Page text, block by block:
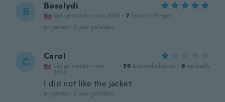
B Bosslydi
Lid geworden van 2016 · 7 beoordelingen
ongeveer 6 jaar geleden
C Carol
Lid geworden van
2016
· 39 beoordelingen · 6 uploads
I did not like the jacket
ongeveer 6 jaar geleden